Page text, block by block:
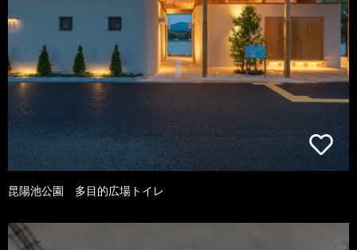
昆陽池公園 多目的広場トイレ